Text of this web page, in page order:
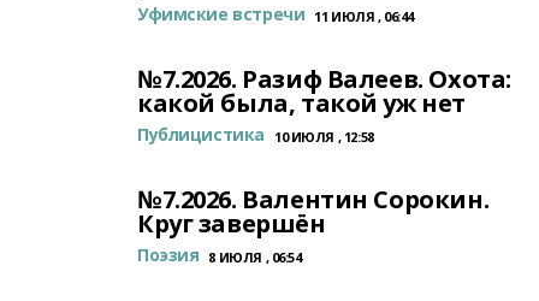
Уфимские встречи 11 ИЮЛЯ , 06:44
№7.2026. Разиф Валеев. Охота:
какой была, такой уж нет
Публицистика 10 ИЮЛЯ , 12:58
№7.2026. Валентин Сорокин.
Круг завершён
Поэзия 8 ИЮЛЯ , 06:54